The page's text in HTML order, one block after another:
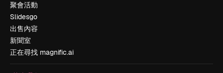
聚會活動
Slidesgo
出售內容
新聞室
正在尋找 magnific.ai